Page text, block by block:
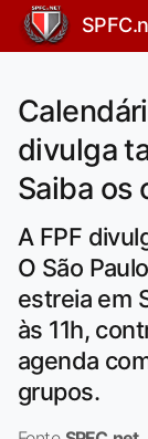
divulga
Saiba os
A FPF
O São
estreia em
às 11h,
agenda
grupos.